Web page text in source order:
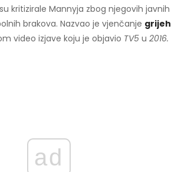
kritizirale Mannyja zbog njegovih javnih
brakova. Nazvao je vjenčanje grijeh
video izjave koju je objavio TV5 u 2016.
ad